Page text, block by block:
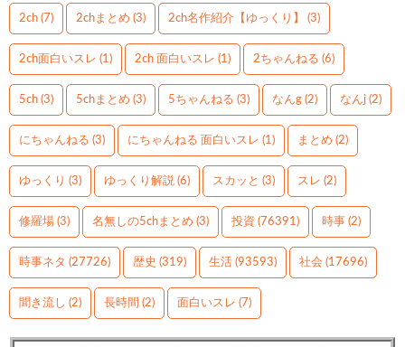
2ch (7) 2chまとめ (3) 2ch名作紹介【ゆっくり】 (3)
2ch面白いスレ (1) 2ch 面白いスレ (1) 2ちゃんねる (6)
5ch (3) 5chまとめ (3) 5ちゃんねる (3) なんg (2) なんj (2)
にちゃんねる (3) にちゃんねる 面白いスレ (1) まとめ (2)
ゆっくり (3) ゆっくり解説 (6) スカッと (3) スレ (2)
修羅場 (3) 名無しの5chまとめ (3) 投資 (76391) 時事 (2)
時事ネタ (27726) 歴史 (319) 生活 (93593) 社会 (17696)
聞き流し (2) 長時間 (2) 面白いスレ (7)